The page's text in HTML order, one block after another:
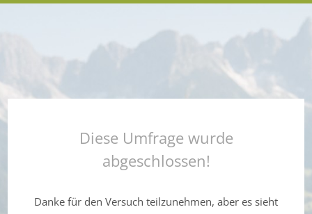
Diese Umfrage wurde
abgeschlossen!
Danke für den Versuch teilzunehmen, aber es sieht